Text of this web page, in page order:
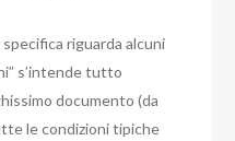
riguarda alcuni
s’intende tutto
documento (da
le condizioni tipiche